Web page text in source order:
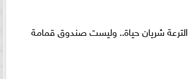
الترعة شريان حياة.. وليست صندوق قمامة